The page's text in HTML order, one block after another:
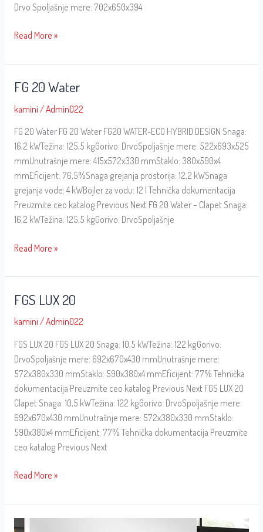
Drvo Spoljašnje mere: 702x650x394
Read More »
FG 20 Water
kamini /Admin022
FG 20 Water FG 20 Water FG20 WATER-ECO HYBRID DESIGN Snaga:
16,2 kWTežina: 125,5 kgGorivo: DrvoSpoljašnje mere: 522x693x525
mmUnutrašnje mere: 415x572x330 mmStaklo: 380x590x4
mmEficijent: 76,5%Snaga grejanja prostorija: 12,2 kWSnaga
grejanja vode: 4 kWBojler za vodu: 12 l Tehnička dokumentacija
Preuzmite ceo katalog Previous Next FG 20 Water – Clapet Snaga:
16,2 kWTežina: 125,5 kgGorivo: DrvoSpoljašnje
FG
Water
Read More »
FGS LUX 20
kamini /Admin022
FGS LUX 20 FGS LUX 20 Snaga: 10,5 kWTežina: 122 kgGorivo:
DrvoSpoljašnje mere: 692x670x430 mmUnutrašnje mere:
572x380x330 mmStaklo: 590x380x4 mmEficijent: 77% Tehnička
dokumentacija Preuzmite ceo katalog Previous Next FGS LUX 20
Clapet Snaga: 10,5 kWTežina: 122 kgGorivo: DrvoSpoljašnje mere:
692x670x430 mmUnutrašnje mere: 572x380x330 mmStaklo:
590x380x4 mmEficijent: 77% Tehnička dokumentacija Preuzmite
ceo katalog Previous Next
FGS
20
Read More »